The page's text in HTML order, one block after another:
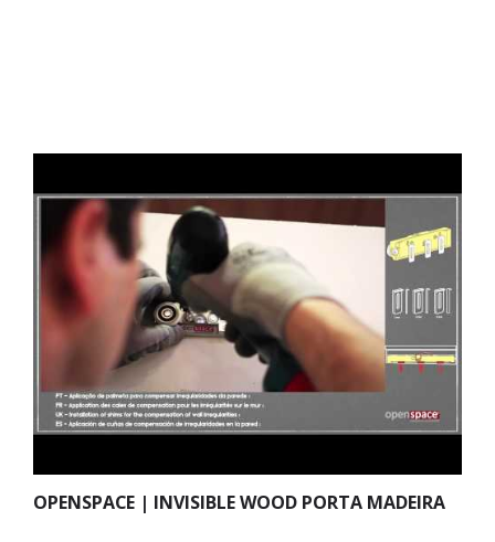
OPENSPACE | INVISIBLE WOOD PORTA MADEIRA